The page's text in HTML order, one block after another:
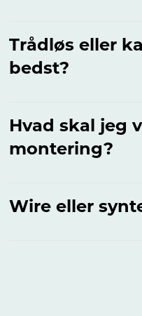
Trådløs eller
bedst?
Hvad skal jeg
montering?
Wire eller